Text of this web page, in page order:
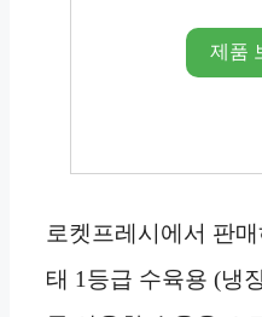
제품
로켓프레시에서 판
태 1등급 수육용 (냉